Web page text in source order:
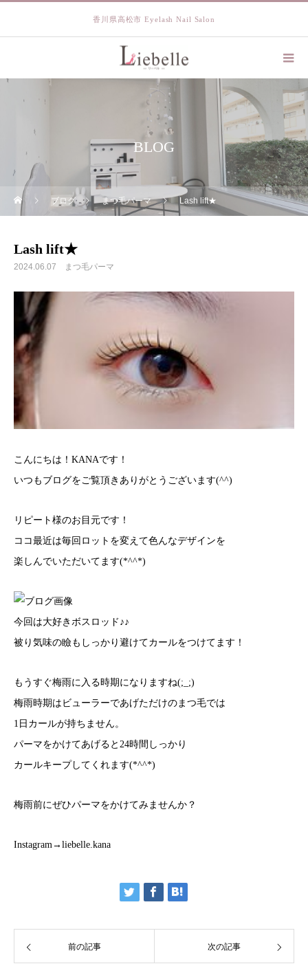
香川県高松市 Eyelash Nail Salon
BLOG
ブログ まつ毛パーマ Lash lift★
Lash lift★
2024.06.07 まつ毛パーマ
こんにちは！KANAです！
いつもブログをご覧頂きありがとうございます(^^)
リピート様のお目元です！
ココ最近は毎回ロットを変えて色んなデザインを
楽しんでいただいてます(*^^*)
今回は大好きボスロッド♪♪
被り気味の瞼もしっかり避けてカールをつけてます！
もうすぐ梅雨に入る時期になりますね(;_;)
梅雨時期はビューラーであげただけのまつ毛では
1日カールが持ちません。
パーマをかけてあげると24時間しっかり
カールキープしてくれます(*^^*)
梅雨前にぜひパーマをかけてみませんか？
Instagram→liebelle.kana
前の記事 次の記事